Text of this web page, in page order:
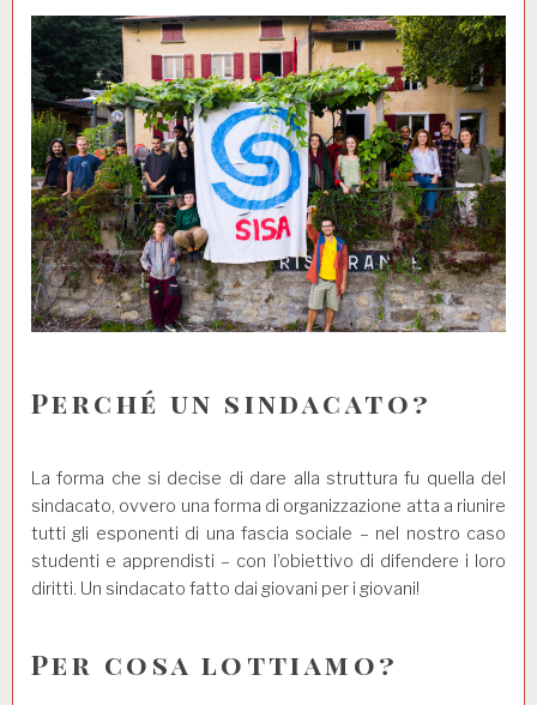
Perché un sindacato?
La forma che si decise di dare alla struttura fu quella del
sindacato, ovvero una forma di organizzazione atta a riunire
tutti gli esponenti di una fascia sociale – nel nostro caso
studenti e apprendisti – con l’obiettivo di difendere i loro
diritti. Un sindacato fatto dai giovani per i giovani!
Per cosa lottiamo?